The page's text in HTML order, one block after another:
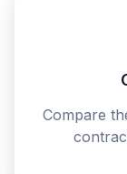
Compare